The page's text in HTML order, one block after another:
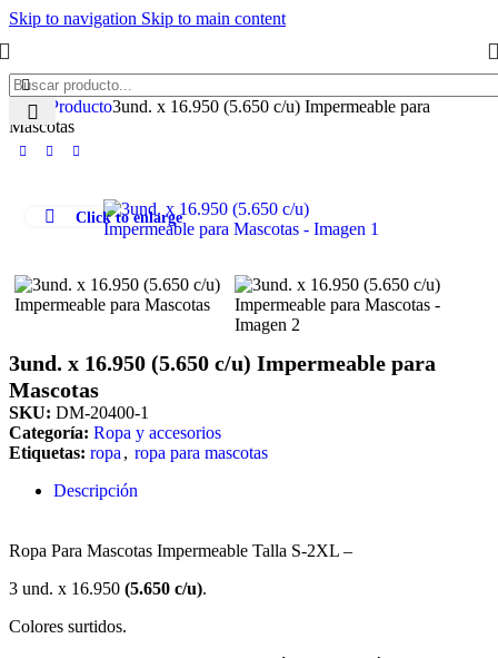
Skip to navigation Skip to main content
Inicio Producto3und. x 16.950 (5.650 c/u) Impermeable para
Mascotas
Click to enlarge
3und. x 16.950 (5.650 c/u) Impermeable para
Mascotas
SKU: DM-20400-1
Categoría: Ropa y accesorios
Etiquetas: ropa , ropa para mascotas
Descripción
Ropa Para Mascotas Impermeable Talla S-2XL –
3 und. x 16.950 (5.650 c/u).
Colores surtidos.